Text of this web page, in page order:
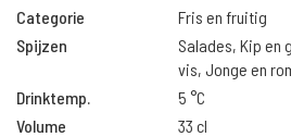
Categorie
Fris en fruitig
Spijzen
Salades, Kip en
vis, Jonge en
Drinktemp.
5 °C
Volume
33 cl